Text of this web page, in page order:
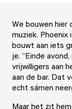
We bouwen hier
muziek. Phoenix
bouwt aan iets
je. “Einde
vrijwilligers aan
aan de bar. Dat
echt sámen
Maar het zit